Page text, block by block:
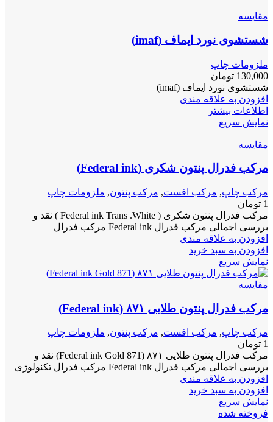
مقايسه
شستشوی نورد ایماف (imaf)
ملزومات چاپ
130,000 تومان
شستشوی نورد ایماف (imaf)
افزودن به علاقه مندی
اطلاعات بیشتر
نمایش سریع
مقايسه
مرکب فدرال پنتون شکری (Federal ink)
مرکب چاپ, مرکب افست, مرکب پنتون, ملزومات چاپ
1 تومان
مرکب فدرال پنتون شکری ( Federal ink Trans .White ) نقد و
بررسی اجمالی مرکب فدرال Federal ink مرکب فدرال
افزودن به علاقه مندی
افزودن به سبد خرید
نمایش سریع
مقايسه
مرکب فدرال پنتون طلایی ۸۷۱ (Federal ink)
مرکب چاپ, مرکب افست, مرکب پنتون, ملزومات چاپ
1 تومان
مرکب فدرال پنتون طلایی ۸۷۱ (Federal ink Gold 871) نقد و
بررسی اجمالی مرکب فدرال Federal ink مرکب فدرال تکنولوژی
افزودن به علاقه مندی
افزودن به سبد خرید
نمایش سریع
فروخته شده